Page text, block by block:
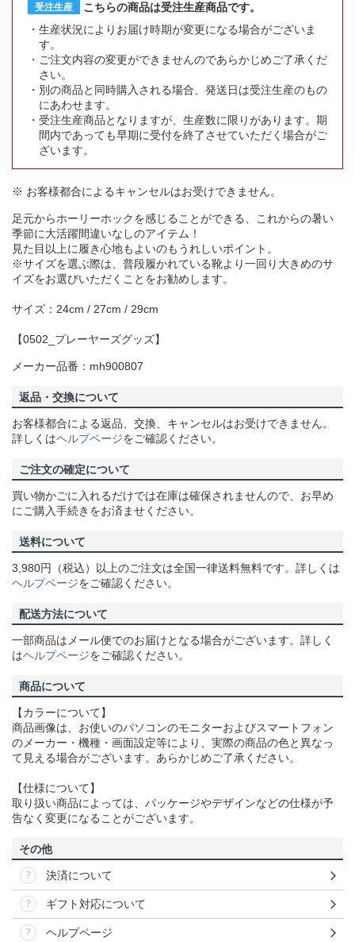
受注生産
こちらの商品は受注生産商品です。
生産状況によりお届け時期が変更になる場合がございま
す。
ご注文内容の変更ができませんのであらかじめご了承くだ
さい。
別の商品と同時購入される場合、発送日は受注生産のもの
にあわせます。
受注生産商品となりますが、生産数に限りがあります。期
間内であっても早期に受付を終了させていただく場合がご
ざいます。
※ お客様都合によるキャンセルはお受けできません。
足元からホーリーホックを感じることができる、これからの暑い
季節に大活躍間違いなしのアイテム！
見た目以上に履き心地もよいのもうれしいポイント。
※サイズを選ぶ際は、普段履かれている靴より一回り大きめのサ
イズをお選びいただくことをお勧めします。
サイズ：24cm / 27cm / 29cm
【0502_プレーヤーズグッズ】
メーカー品番：mh900807
返品・交換について
お客様都合による返品、交換、キャンセルはお受けできません。
詳しくはヘルプページをご確認ください。
ご注文の確定について
買い物かごに入れるだけでは在庫は確保されませんので、お早め
にご購入手続きをお済ませください。
送料について
3,980円（税込）以上のご注文は全国一律送料無料です。詳しくは
ヘルプページをご確認ください。
配送方法について
一部商品はメール便でのお届けとなる場合がございます。詳しく
はヘルプページをご確認ください。
商品について
【カラーについて】
商品画像は、お使いのパソコンのモニターおよびスマートフォン
のメーカー・機種・画面設定等により、実際の商品の色と異なっ
て見える場合がございます。あらかじめご了承ください。
【仕様について】
取り扱い商品によっては、パッケージやデザインなどの仕様が予
告なく変更になることがございます。
その他
決済について
ギフト対応について
ヘルプページ